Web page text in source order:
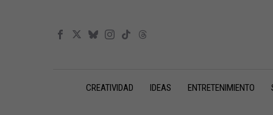
CREATIVIDAD IDEAS ENTRETENIMIENTO